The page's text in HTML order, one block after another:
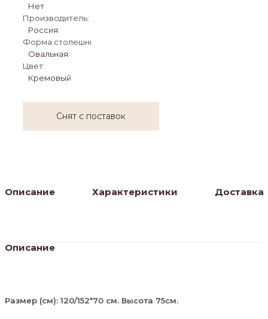
Нет
Производитель:
Россия
Форма столешницы:
Овальная
Цвет:
Кремовый
Снят с поставок
Описание Характеристики Доставка
Описание
Размер (см): 120/152*70 см. Высота 75см.